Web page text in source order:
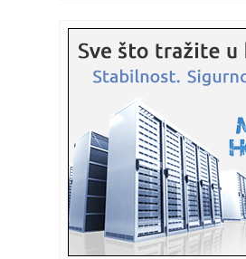
19:51: Partizan ostao
19:48:
Kra...
19:46:Da li vredi kupiti
19:44:Evo kakvo je
sa...
19:44:SVE JE